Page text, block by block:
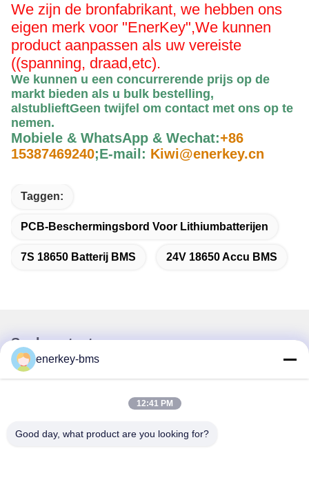
We zijn de bronfabrikant, we hebben ons
eigen merk voor "EnerKey",We kunnen
product aanpassen als uw vereiste
((spanning, draad,etc).
We kunnen u een concurrerende prijs op de
markt bieden als u bulk bestelling,
alstublieftGeen twijfel om contact met ons op te
nemen.
Mobiele & WhatsApp & Wechat:+86
15387469240;E-mail: Kiwi@enerkey.cn
Taggen:
PCB-Beschermingsbord Voor Lithiumbatterijen
7S 18650 Batterij BMS 24V 18650 Accu BMS
Snel contact
Gebied A, negende verdieping, gebouw G, Guancheng Low
Carbon Industrial Park, Shangcun Community, Gongming
enerkey-bms
12:41 PM
Good day, what product are you looking for?